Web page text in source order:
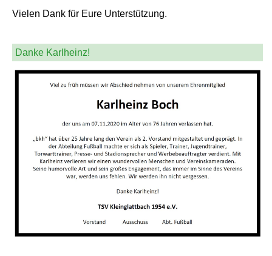
Vielen Dank für Eure Unterstützung.
Danke Karlheinz!